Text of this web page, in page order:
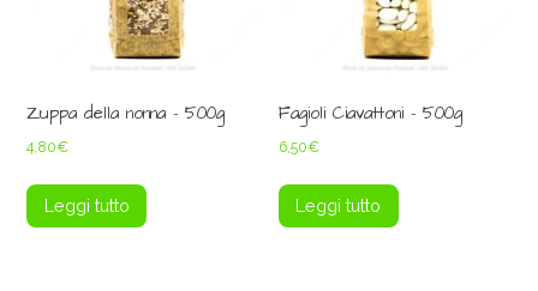
Zuppa della nonna – 500g
4,80€
Leggi tutto
Fagioli Ciavattoni – 500g
6,50€
Leggi tutto